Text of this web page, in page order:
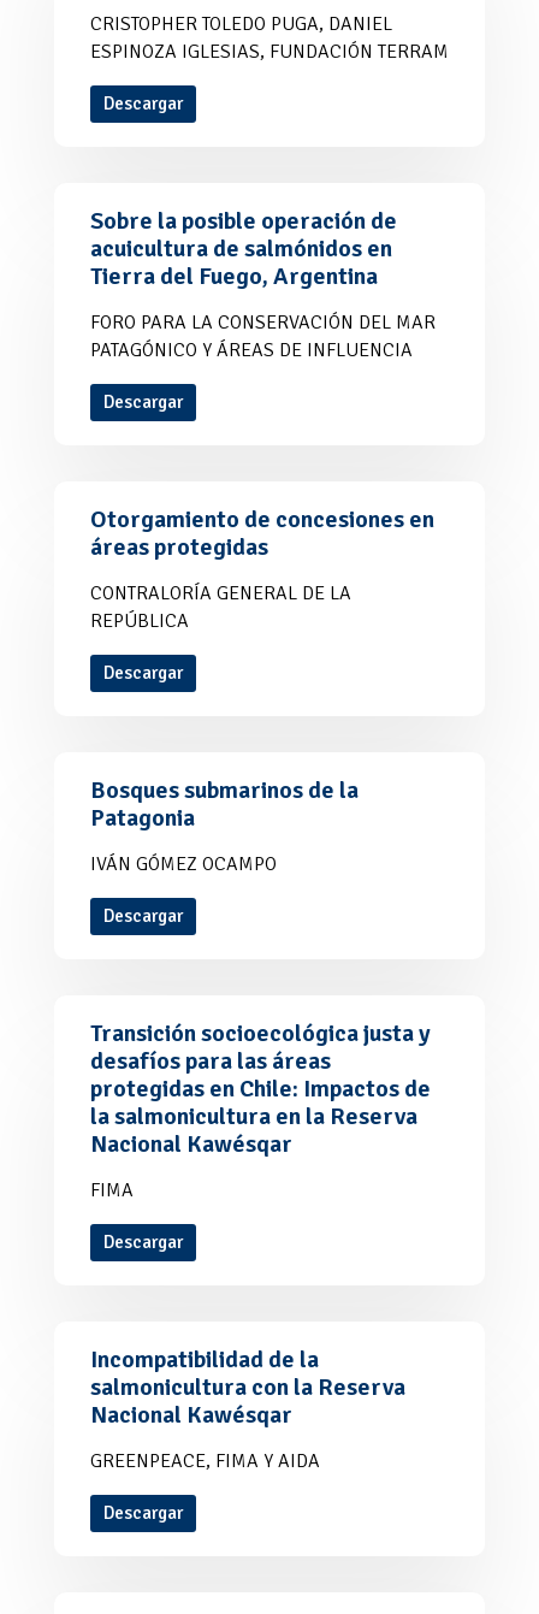
CRISTOPHER TOLEDO PUGA, DANIEL
ESPINOZA IGLESIAS, FUNDACIÓN TERRAM
Descargar
Sobre la posible operación de
acuicultura de salmónidos en
Tierra del Fuego, Argentina
FORO PARA LA CONSERVACIÓN DEL MAR
PATAGÓNICO Y ÁREAS DE INFLUENCIA
Descargar
Otorgamiento de concesiones en
áreas protegidas
CONTRALORÍA GENERAL DE LA
REPÚBLICA
Descargar
Bosques submarinos de la
Patagonia
IVÁN GÓMEZ OCAMPO
Descargar
Transición socioecológica justa y
desafíos para las áreas
protegidas en Chile: Impactos de
la salmonicultura en la Reserva
Nacional Kawésqar
FIMA
Descargar
Incompatibilidad de la
salmonicultura con la Reserva
Nacional Kawésqar
GREENPEACE, FIMA Y AIDA
Descargar